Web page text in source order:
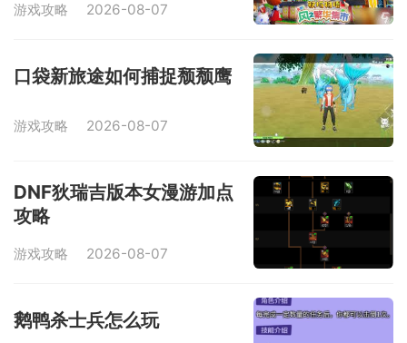
游戏攻略 2026-08-07
口袋新旅途如何捕捉颓颓鹰
游戏攻略 2026-08-07
DNF狄瑞吉版本女漫游加点
攻略
游戏攻略 2026-08-07
鹅鸭杀士兵怎么玩